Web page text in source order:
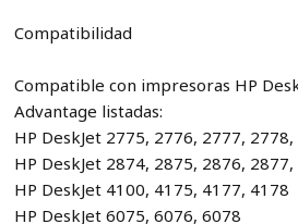
Compatibilidad
Compatible con impresoras HP
Advantage listadas:
HP DeskJet 2775, 2776, 2777,
HP DeskJet 2874, 2875, 2876,
HP DeskJet 4100, 4175, 4177, 4178
HP DeskJet 6075, 6076, 6078